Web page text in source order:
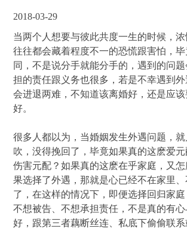
2018-03-29
当两个人想要与彼此共度一生的时候，浓
往往都会藏着程度不一的恐慌跟害怕，
同，不是说分手就能分手的，遇到的问
担的责任跟义务也很多，若是不幸遇到
会进退两难，不知道该离婚好，还是应
好。
很多人都以为，当婚姻发生外遇问题，
吹，没得挽回了，毕竟如果真的这麽爱
伤害元配？如果真的这麽在乎家庭，又
果选择了外遇，那就是心已经不在家里
了，在这样的情况下，即便选择回归家
不想被告、不想承担责任，不是真的有心
好，跟第三者藕断丝连、私底下偷偷联